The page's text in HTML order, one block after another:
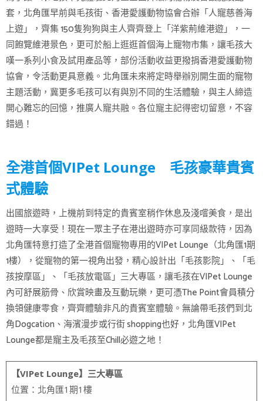
套，北角匯早前與毛孩街、香港愛護動物協會合辦「人寵慈善海
上遊」，齊集 150隻狗狗與主人齊齊登上「洋紫荊維港遊」，一
同飽覽維港景色，更可於船上逛逛首個海上寵物市集，讓毛孩大
嘆一系列小食及試用產品等，部份活動收益更撥捐香港愛護動物
協會，令活動更具意義。北角匯未來將定時舉辦別開生面的寵物
主題活動，冀更多毛孩可以有與別不同的生活體驗，與主人締造
開心難忘的回憶，推廣人寵共融。各位寵主記得密切留意，不容
錯過！
全港首個VIPet Lounge 毛孩豪華貴賓
式體驗
出國旅遊時，上機前到特定的貴賓室稍作休息及淺嚐美食，是出
遊時一大享受！現在一眾主子在港出遊時亦可享同級款待，因為
北角匯特意打造了全港首個寵物專用的VIPet Lounge（北角匯1期
1樓），從寵物的第一視角出發，精心設計出「毛孩影院」、「毛
孩按摩區」、「毛孩放電區」三大專區，讓毛孩在VIPet Lounge
內可舒展筋骨、欣賞映畫及互動玩樂，更可憑The Point會員積分
換領健康零食，齊齊體驗非凡的貴賓室體驗。無論帶毛孩們到北
角Dogcation、海濱漫步或行街 shopping也好，北角匯VIPet
Lounge都是寵主及毛孩至Chill必遊之地！
【VIPet Lounge】三大專區
位置：北角匯1期1樓